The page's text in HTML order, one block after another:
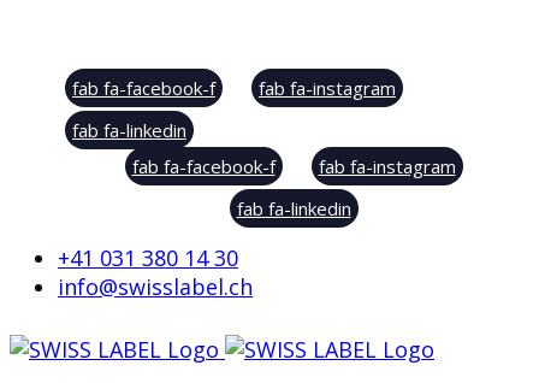
fab fa-facebook-f
fab fa-instagram
fab fa-linkedin
fab fa-facebook-f
fab fa-instagram
fab fa-linkedin
+41 031 380 14 30
info@swisslabel.ch